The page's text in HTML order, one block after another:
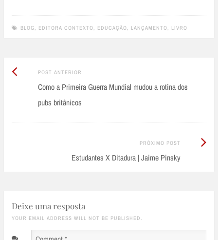
BLOG EDITORA CONTEXTO EDUCAÇÃO LANÇAMENTO LIVRO
Post
navigation
POST ANTERIOR
Anterior:
Como a Primeira Guerra Mundial mudou a rotina dos
pubs britânicos
PRÓXIMO POST
Estudantes X Ditadura | Jaime Pinsky
Próximo
Deixe uma resposta
YOUR EMAIL ADDRESS WILL NOT BE PUBLISHED.
Comment